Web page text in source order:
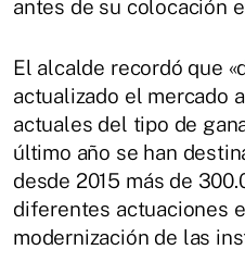
antes de su colocación
El alcalde recordó que
actualizado el mercado
actuales del tipo de
último año se han
desde 2015 más de
diferentes actuaciones
modernización de las